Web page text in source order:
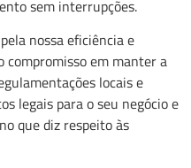
sem interrupções.
nossa eficiência e
compromisso em manter a
locais e
legais para o seu negócio e
que diz respeito às